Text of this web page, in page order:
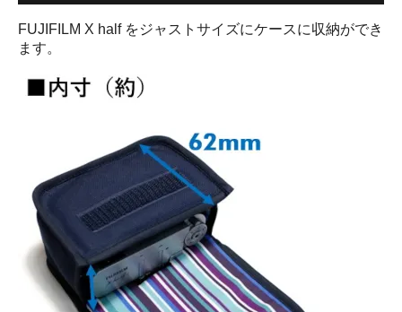
FUJIFILM X half をジャストサイズにケースに収納ができ
ます。